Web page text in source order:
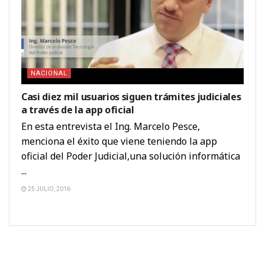
NACIONAL
Casi diez mil usuarios siguen trámites judiciales
a través de la app oficial
En esta entrevista el Ing. Marcelo Pesce,
menciona el éxito que viene teniendo la app
oficial del Poder Judicial,una solución informática
...
25 JULIO, 2016